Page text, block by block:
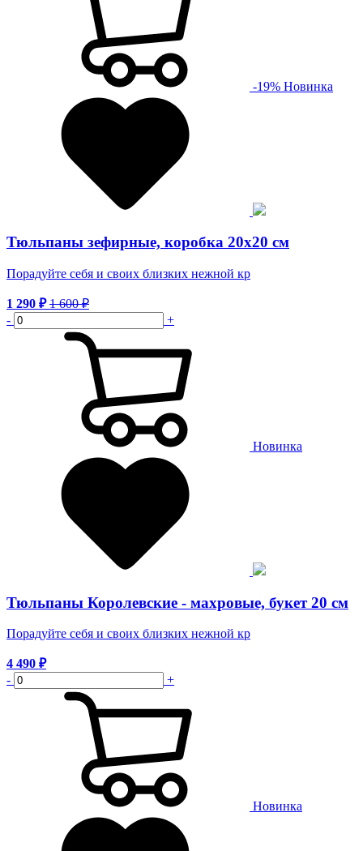
-19% Новинка
Тюльпаны зефирные, коробка 20х20 см
Порадуйте себя и своих близких нежной кр
1 290 ₽ 1 600₽
-
+
Новинка
Тюльпаны Королевские - махровые, букет 20 см
Порадуйте себя и своих близких нежной кр
4 490 ₽
-
+
Новинка